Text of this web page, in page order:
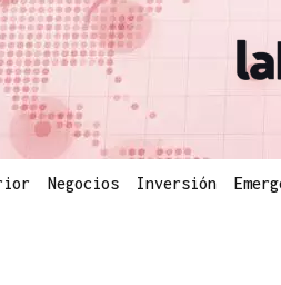
Negocios Inversión